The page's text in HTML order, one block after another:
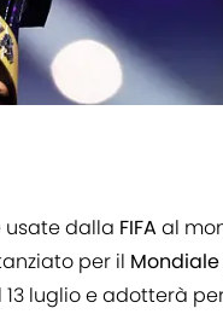
usate dalla FIFA al
per il
luglio e adotterà